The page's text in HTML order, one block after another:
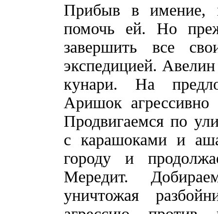
Прибыв в имение,
помочь ей. Но
завершить все
экспедицией.
кунари. На
Аришок агрессивно
Продвигаемся по
с карашоками и
городу и
Мередит.
уничтожая